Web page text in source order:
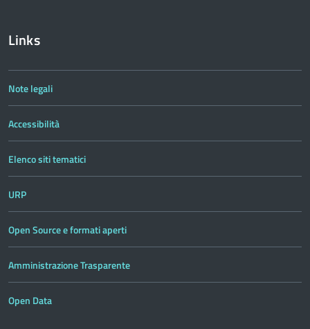
Links
Note legali
Accessibilità
Elenco siti tematici
URP
Open Source e formati aperti
Amministrazione Trasparente
Open Data